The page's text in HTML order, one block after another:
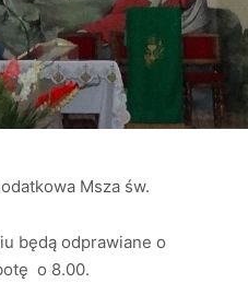
Msza św.
będą odprawiane o
o 8.00.